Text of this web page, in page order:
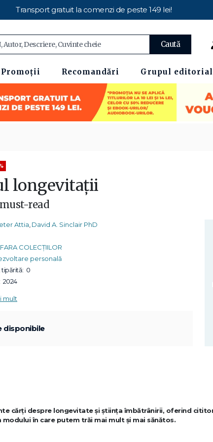
Transport gratuit la comenzi de peste 149 lei!
Caută
Promoții Recomandări Grupul
longevitații
read
Attia David A. Sinclair PhD
COLECȚIILOR
personală
tipărită: 0
2024
mult
disponibile
cărți despre longevitate și știința îmbătrânirii, oferind
în care putem trăi mai mult și mai sănătos.